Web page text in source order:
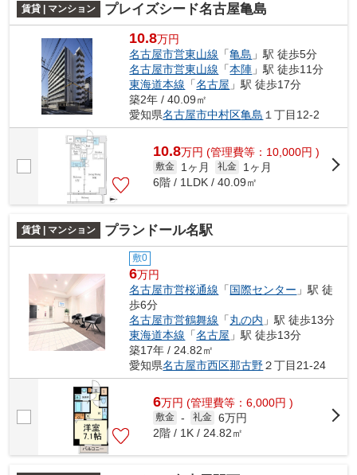
賃貸 | マンション プレイズシード名古屋亀島
10.8万円
名古屋市営東山線 「亀島 」駅 徒歩5分
名古屋市営東山線 「本陣 」駅 徒歩11分
東海道本線 「名古屋 」駅 徒歩17分
築2年 / 40.09㎡
愛知県名古屋市中村区亀島 １丁目12-2
10.8万円 (管理費等：10,000円 )
敷金 1ヶ月 礼金
1ヶ月
6階 / 1LDK / 40.09㎡
賃貸 | マンション プランドール名駅
敷0
6万円
名古屋市営桜通線 「国際センター 」駅 徒
歩6分
名古屋市営鶴舞線 「丸の内 」駅 徒歩13分
東海道本線 「名古屋 」駅 徒歩13分
築17年 / 24.82㎡
愛知県名古屋市西区那古野２丁目21-24
6万円 (管理費等：6,000円 )
敷金 - 礼金 6万円
2階 / 1K / 24.82㎡